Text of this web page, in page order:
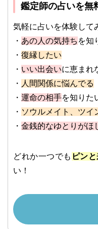
鑑定師の占いを無
気軽に占いを体験して
・ あの人の気持ち を知
・ 復縁したい
・ いい出会いに恵まれ
・ 人間関係に悩んでる
・ 運命の相手を知りた
・ ソウルメイト、ツイ
・ 金銭的なゆとりがほ
どれか一つでも ピン
い！